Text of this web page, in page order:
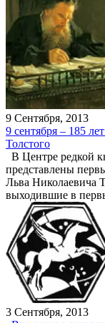
9 Сентября, 2013
9 сентября – 185
Толстого
В Центре редкой
представлены
Льва Николаевича
выходившие в
3 Сентября, 2013